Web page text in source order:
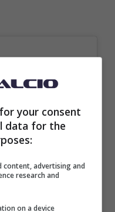
your consent
data for the
content, advertising and
research and
on a device